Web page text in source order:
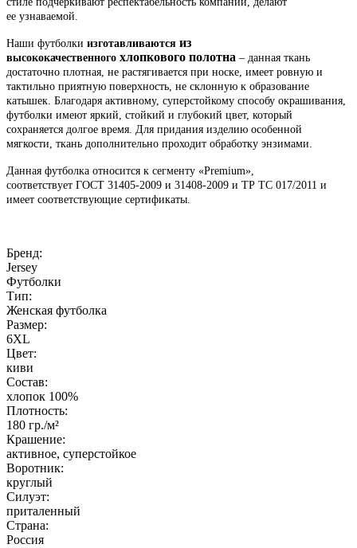
ее узнаваемой.
Наши футболки изготавливаются из
высококачественного хлопкового полотна – данная ткань
достаточно плотная, не растягивается при носке, имеет ровную и
тактильно приятную поверхность, не склонную к образование
катышек. Благодаря активному, суперстойкому способу окрашивания,
футболки имеют яркий, стойкий и глубокий цвет, который
сохраняется долгое время. Для придания изделию особенной
мягкости, ткань дополнительно проходит обработку энзимами.
Данная футболка относится к сегменту «Premium»,
соответствует ГОСТ 31405-2009 и 31408-2009 и ТР ТС 017/2011 и
имеет соответствующие сертификаты.
Бренд:
Jersey
Футболки
Тип:
Женская футболка
Размер:
6XL
Цвет:
киви
Состав:
хлопок 100%
Плотность:
180 гр./м²
Крашение:
активное, суперстойкое
Воротник:
круглый
Силуэт:
приталенный
Страна:
Россия